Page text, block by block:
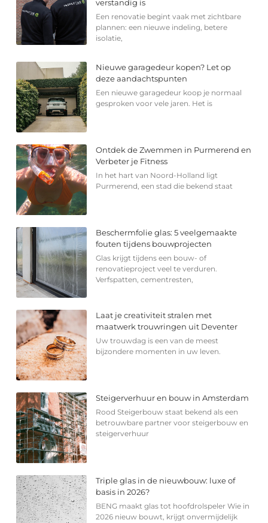
verstandig is
Een renovatie begint vaak met zichtbare
plannen: een nieuwe indeling, betere
isolatie,
Nieuwe garagedeur kopen? Let op
deze aandachtspunten
Een nieuwe garagedeur koop je normaal
gesproken voor vele jaren. Het is
Ontdek de Zwemmen in Purmerend en
Verbeter je Fitness
In het hart van Noord-Holland ligt
Purmerend, een stad die bekend staat
Beschermfolie glas: 5 veelgemaakte
fouten tijdens bouwprojecten
Glas krijgt tijdens een bouw- of
renovatieproject veel te verduren.
Verfspatten, cementresten,
Laat je creativiteit stralen met
maatwerk trouwringen uit Deventer
Uw trouwdag is een van de meest
bijzondere momenten in uw leven.
Steigerverhuur en bouw in Amsterdam
Rood Steigerbouw staat bekend als een
betrouwbare partner voor steigerbouw en
steigerverhuur
Triple glas in de nieuwbouw: luxe of
basis in 2026?
BENG maakt glas tot hoofdrolspeler Wie in
2026 nieuw bouwt, krijgt onvermijdelijk